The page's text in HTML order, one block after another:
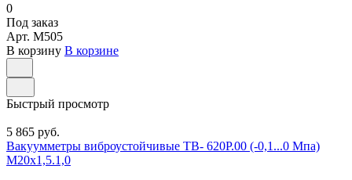
0
Под заказ
Арт. M505
В корзину В корзине
Быстрый просмотр
5 865 руб.
Вакуумметры виброустойчивые ТВ- 620Р.00 (-0,1...0 Мпа)
М20х1,5.1,0